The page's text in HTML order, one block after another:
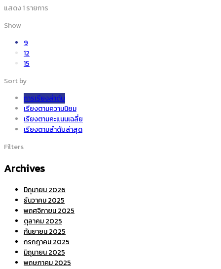
แสดง 1 รายการ
Show
9
12
15
Sort by
การเรียงลำดับ
เรียงตามความนิยม
เรียงตามคะแนนเฉลี่ย
เรียงตามลำดับล่าสุด
Filters
Archives
มิถุนายน 2026
ธันวาคม 2025
พฤศจิกายน 2025
ตุลาคม 2025
กันยายน 2025
กรกฎาคม 2025
มิถุนายน 2025
พฤษภาคม 2025